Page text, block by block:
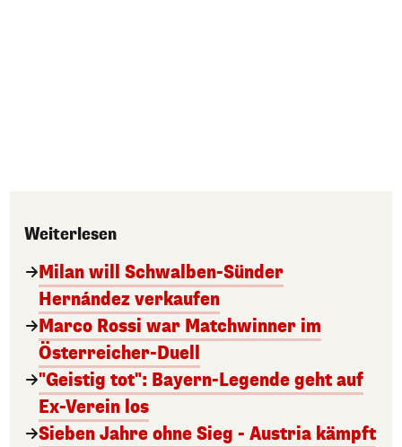
Weiterlesen
Milan will Schwalben-Sünder
Hernández verkaufen
Marco Rossi war Matchwinner im
Österreicher-Duell
"Geistig tot": Bayern-Legende geht auf
Ex-Verein los
Sieben Jahre ohne Sieg - Austria kämpft